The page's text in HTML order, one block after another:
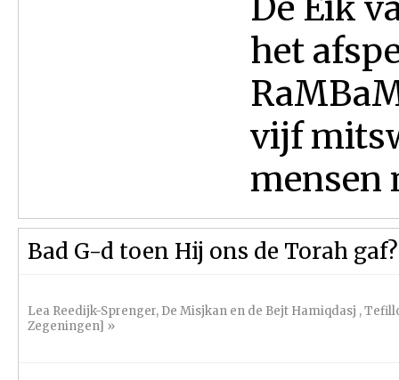
het
vijf
mensen
Bad G-d toen Hij ons de Torah gaf?
Lea Reedijk-Sprenger, De Misjkan en de Bejt Hamiqdasj ,
Zegeningen] »